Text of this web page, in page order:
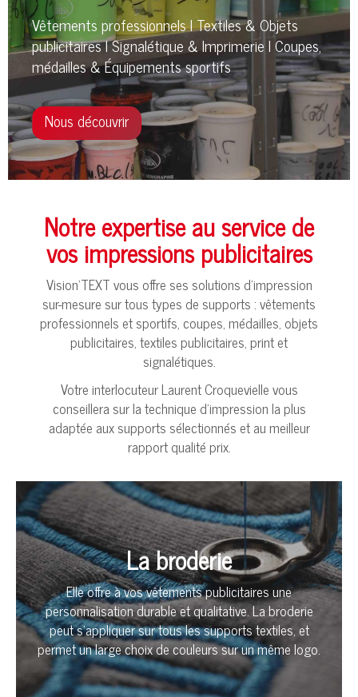
Vêtements professionnels I Textiles & Objets
publicitaires I Signalétique & Imprimerie I Coupes,
médailles & Équipements sportifs
Nous découvrir
Notre expertise au service de
vos impressions publicitaires
Vision’TEXT vous offre ses solutions d’impression
sur-mesure sur tous types de supports : vêtements
professionnels et sportifs, coupes, médailles, objets
publicitaires, textiles publicitaires, print et
signalétiques.
Votre interlocuteur Laurent Croquevielle vous
conseillera sur la technique d’impression la plus
adaptée aux supports sélectionnés et au meilleur
rapport qualité prix.
La broderie
Elle offre à vos vêtements publicitaires une
personnalisation durable et qualitative. La broderie
peut s’appliquer sur tous les supports textiles, et
permet un large choix de couleurs sur un même logo.